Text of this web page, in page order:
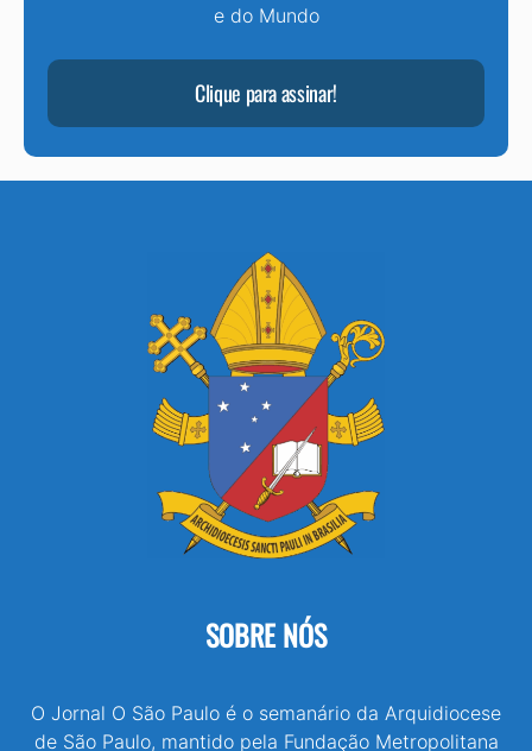
e do Mundo
Clique para assinar!
SOBRE NÓS
O Jornal O São Paulo é o semanário da Arquidiocese
de São Paulo, mantido pela Fundação Metropolitana